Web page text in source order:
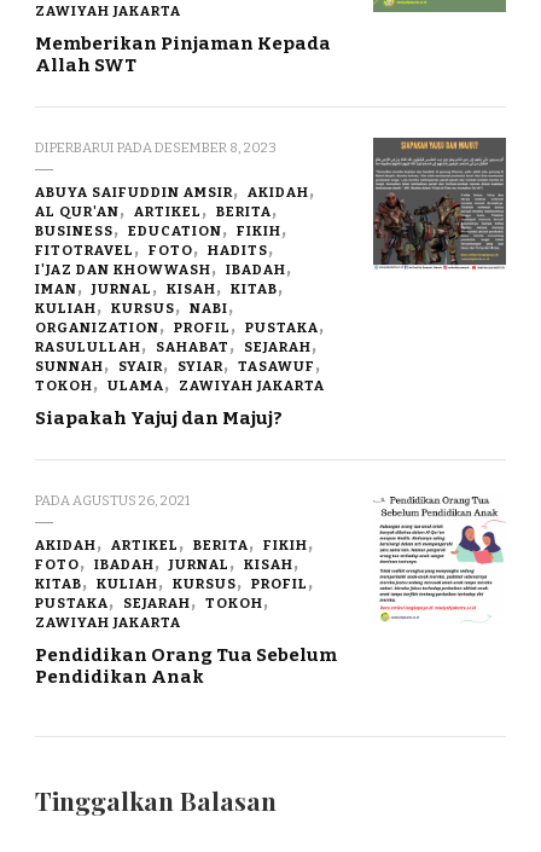
ZAWIYAH JAKARTA
Memberikan Pinjaman Kepada
Allah SWT
DIPERBARUI PADA DESEMBER 8, 2023
ABUYA SAIFUDDIN AMSIR
AKIDAH
AL QUR'AN
ARTIKEL
BERITA
BUSINESS
EDUCATION
FIKIH
FITOTRAVEL
FOTO
HADITS
I'JAZ DAN KHOWWASH
IBADAH
IMAN
JURNAL KISAH
KITAB
KULIAH
KURSUS
NABI
ORGANIZATION
PROFIL
PUSTAKA
RASULULLAH
SAHABAT
SEJARAH
SUNNAH
SYAIR SYIAR
TASAWUF
TOKOH
ULAMA ZAWIYAH JAKARTA
Siapakah Yajuj dan Majuj?
PADA AGUSTUS 26, 2021
AKIDAH ARTIKEL BERITA
FIKIH
FOTO
IBADAH JURNAL
KISAH
KITAB
KULIAH KURSUS
PROFIL
PUSTAKA
SEJARAH
TOKOH
ZAWIYAH JAKARTA
Pendidikan Orang Tua Sebelum
Pendidikan Anak
Tinggalkan Balasan